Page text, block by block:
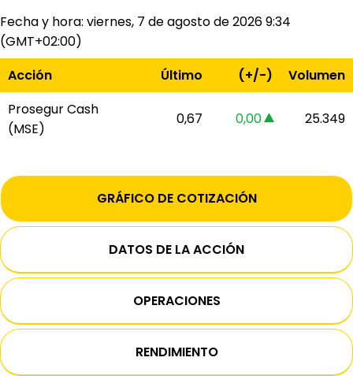
Fecha y hora: viernes, 7 de agosto de 2026 9:34
(GMT+02:00)
Acción
Último (+/-)
Volumen
Prosegur Cash
(MSE)
0,67 0,00 25.349
GRÁFICO DE COTIZACIÓN
DATOS DE LA ACCIÓN
OPERACIONES
RENDIMIENTO